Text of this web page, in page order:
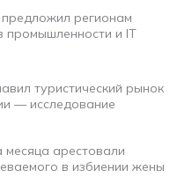
регионам
промышленности и IT
туристический рынок
— исследование
месяца арестовали
в избиении жены